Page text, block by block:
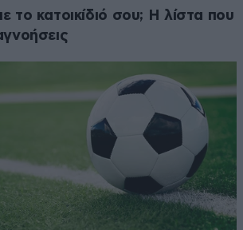
το κατοικίδιό σου; Η λίστα που